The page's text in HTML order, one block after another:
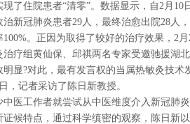
了住院患者“清零”。数据显示，自2月
治新冠肺炎患者29人，最终治愈出院28人
。正因为取得了较好的治疗效果，2
治疗组黄仙保、邱祺两名专家受邀驰援湖
显?对此，最有发言权的当属热敏灸技术
，记者采访了陈日新教授。
医工作者就尝试从中医维度介入新冠肺
候特点，通过科学缜密的观察，陈日新